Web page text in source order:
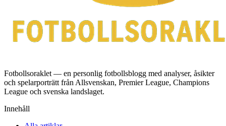
Fotbollsoraklet — en personlig fotbollsblogg med analyser, åsikter
och spelarporträtt från Allsvenskan, Premier League, Champions
League och svenska landslaget.
Innehåll